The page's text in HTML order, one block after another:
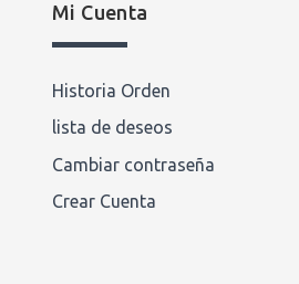
Mi Cuenta
Historia Orden
lista de deseos
Cambiar contraseña
Crear Cuenta